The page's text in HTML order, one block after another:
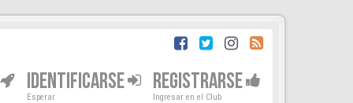
IDENTIFICARSE
Esperar
REGISTRARSE
Ingresar en el Club